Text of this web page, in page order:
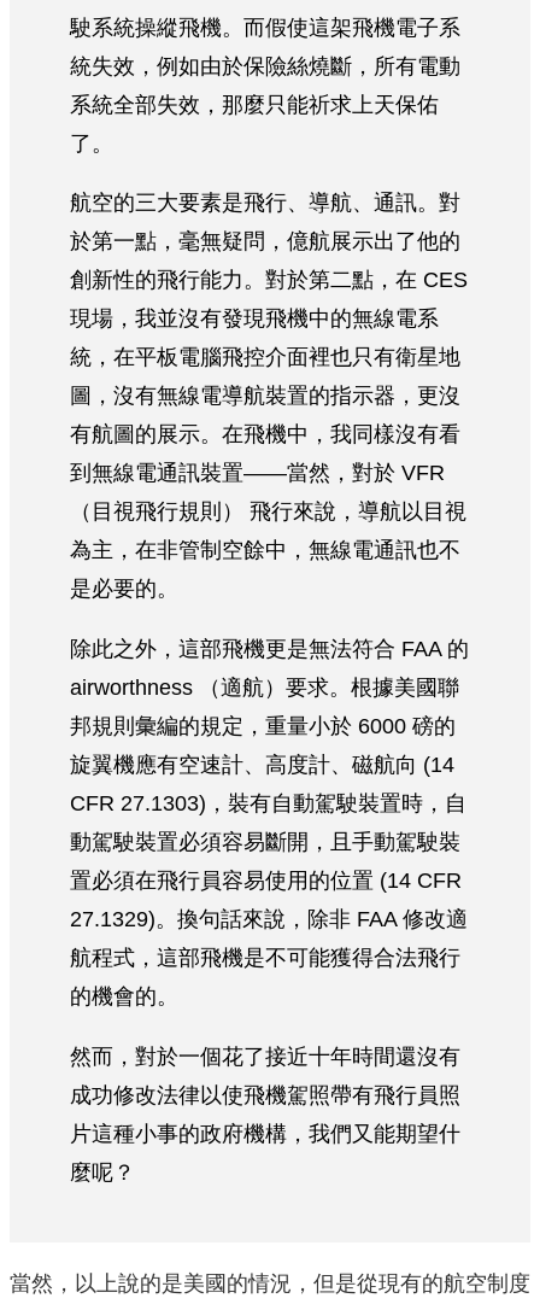
駛系統操縱飛機。而假使這架飛機電子系
統失效，例如由於保險絲燒斷，所有電動
系統全部失效，那麼只能祈求上天保佑
了。
航空的三大要素是飛行、導航、通訊。對
於第一點，毫無疑問，億航展示出了他的
創新性的飛行能力。對於第二點，在 CES
現場，我並沒有發現飛機中的無線電系
統，在平板電腦飛控介面裡也只有衛星地
圖，沒有無線電導航裝置的指示器，更沒
有航圖的展示。在飛機中，我同樣沒有看
到無線電通訊裝置——當然，對於 VFR
（目視飛行規則） 飛行來說，導航以目視
為主，在非管制空餘中，無線電通訊也不
是必要的。
除此之外，這部飛機更是無法符合 FAA 的
airworthness （適航）要求。根據美國聯
邦規則彙編的規定，重量小於 6000 磅的
旋翼機應有空速計、高度計、磁航向 (14
CFR 27.1303)，裝有自動駕駛裝置時，自
動駕駛裝置必須容易斷開，且手動駕駛裝
置必須在飛行員容易使用的位置 (14 CFR
27.1329)。換句話來說，除非 FAA 修改適
航程式，這部飛機是不可能獲得合法飛行
的機會的。
然而，對於一個花了接近十年時間還沒有
成功修改法律以使飛機駕照帶有飛行員照
片這種小事的政府機構，我們又能期望什
麼呢？
當然，以上說的是美國的情況，但是從現有的航空制度